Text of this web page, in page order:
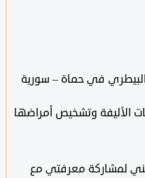
في حماة – سورية
وتشخيص أمراضها
معرفتي مع